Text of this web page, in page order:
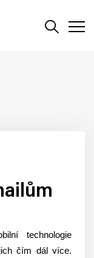
technologie
čím dál více.